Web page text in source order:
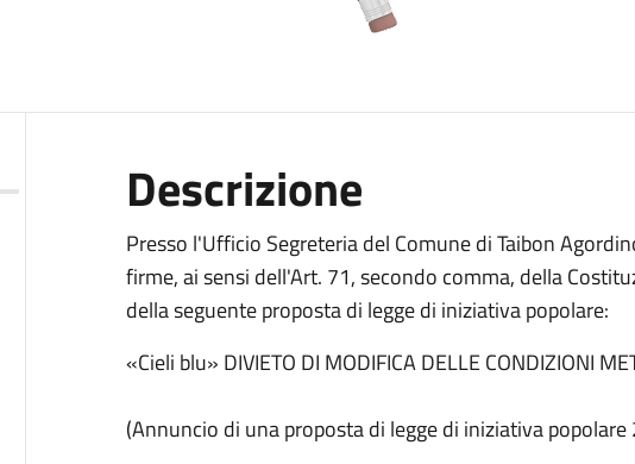
Descrizione
Presso l'Ufficio Segreteria del Comune di Taibon
firme, ai sensi dell'Art. 71, secondo comma, della
della seguente proposta di legge di iniziativa popolare:
«Cieli blu» DIVIETO DI MODIFICA DELLE
(Annuncio di una proposta di legge di iniziativa